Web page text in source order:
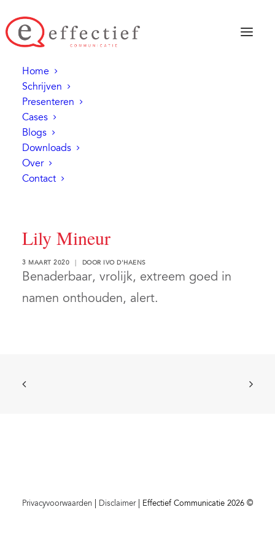
Home
Schrijven
Presenteren
Cases
Blogs
Downloads
Over
Contact
Lily Mineur
3 MAART 2020 DOOR IVO D'HAENS
Benaderbaar, vrolijk, extreem goed in
namen onthouden, alert.
Privacyvoorwaarden Disclaimer| Effectief Communicatie 2026 ©